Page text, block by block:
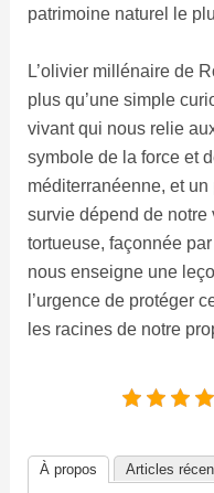
patrimoine naturel le
L’olivier millénaire de
plus qu’une simple
vivant qui nous relie
symbole de la force et
méditerranéenne, et
survie dépend de
tortueuse, façonnée
nous enseigne une
l’urgence de protéger
les racines de notre
À propos Articles